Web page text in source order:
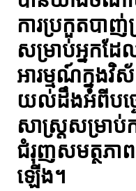
ការប្រកួតបា
សម្រាប់អ្នកដែ
អារម្មណ៍ក្នុង
យល់ដឹងអំពីបច្
សាស្ត្រសម្រាប់
ជំរុញសមត្ថភាព
ឡើង។